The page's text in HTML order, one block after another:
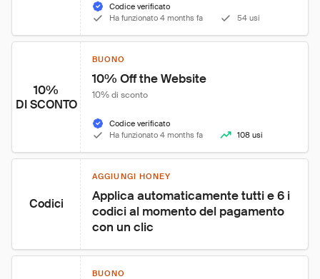
Codice verificato
Ha funzionato 4 months fa
54 usi
10%
DI SCONTO
BUONO
10% Off the Website
10% di sconto
Codice verificato
Ha funzionato 4 months fa
108 usi
Codici
AGGIUNGI HONEY
Applica automaticamente tutti e 6 i
codici al momento del pagamento
con un clic
BUONO